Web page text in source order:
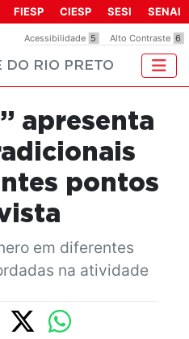
Acessibilidade 5 Alto Contraste 6
FIESP CIESP SESI SENAI
DO RIO PRETO
apresenta
pontos
em diferentes
na atividade